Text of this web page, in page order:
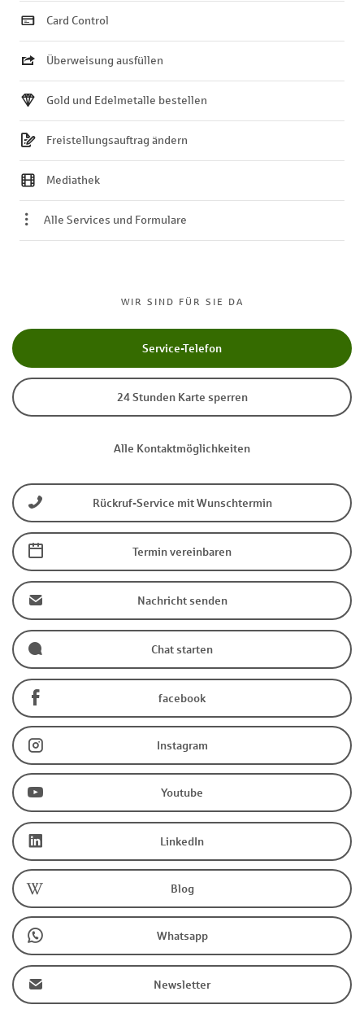
WIR SIND FÜR SIE DA
Service-Telefon
24 Stunden Karte sperren
Alle Kontaktmöglichkeiten
Rückruf-Service mit Wunschtermin
Termin vereinbaren
Nachricht senden
Chat starten
facebook
Instagram
Youtube
LinkedIn
Blog
Whatsapp
Newsletter
Card Control
Überweisung ausfüllen
Gold und Edelmetalle bestellen
Freistellungsauftrag ändern
Mediathek
Alle Services und Formulare